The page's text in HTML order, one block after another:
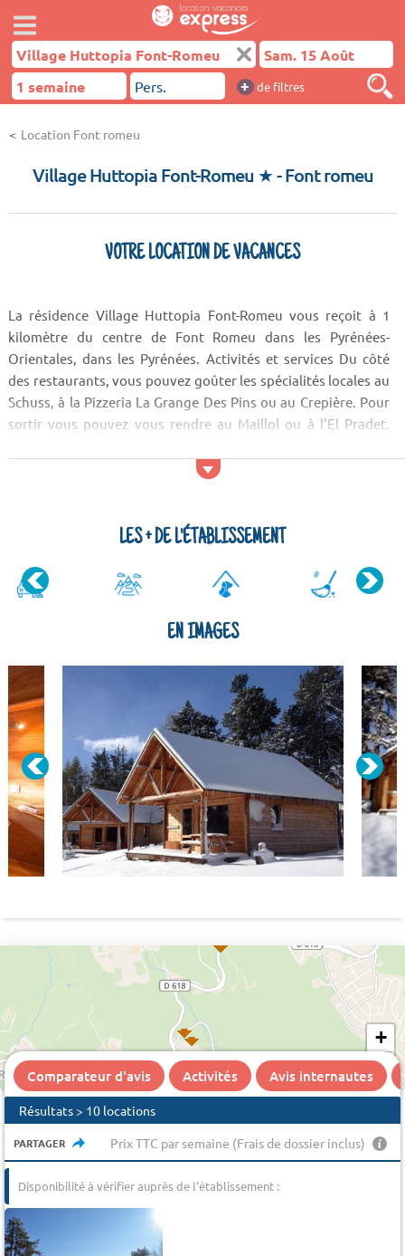
+ de filtres
Location Font romeu
Village Huttopia Font-Romeu ★- Font romeu
VOTRE LOCATION DE VACANCES
La résidence Village Huttopia Font-Romeu vous reçoit à 1
kilomètre du centre de Font Romeu dans les Pyrénées-
Orientales, dans les Pyrénées. Activités et services Du côté
des restaurants, vous pouvez goûter les spécialités locales au
Schuss, à la Pizzeria La Grange Des Pins ou au Crepière. Pour
sortir vous pouvez vous rendre au Maillol ou à l'El Pradet.
LES + DE L'ÉTABLISSEMENT
EN IMAGES
+
−
Comparateur d'avis Activités Avis internautes
Résultats > 10 locations
PARTAGER Prix TTC par semaine (Frais de dossier inclus)
Disponibilité à vérifier auprès de l'établissement :